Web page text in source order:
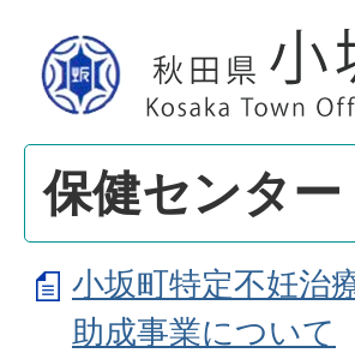
保健センター
小坂町特定不妊治
助成事業について